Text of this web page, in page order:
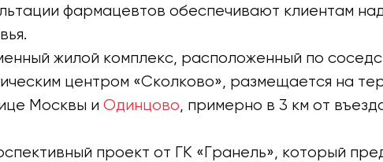
фармацевтов обеспечивают клиентам
жилой комплекс, расположенный по
центром «Сколково», размещается на
Москвы и Одинцово, примерно в 3 км от
проект от ГК «Гранель», который